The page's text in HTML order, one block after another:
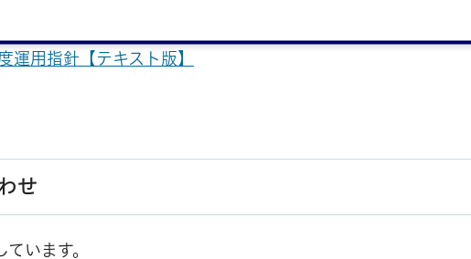
）
運用指針【テキスト版】
せ
ています。